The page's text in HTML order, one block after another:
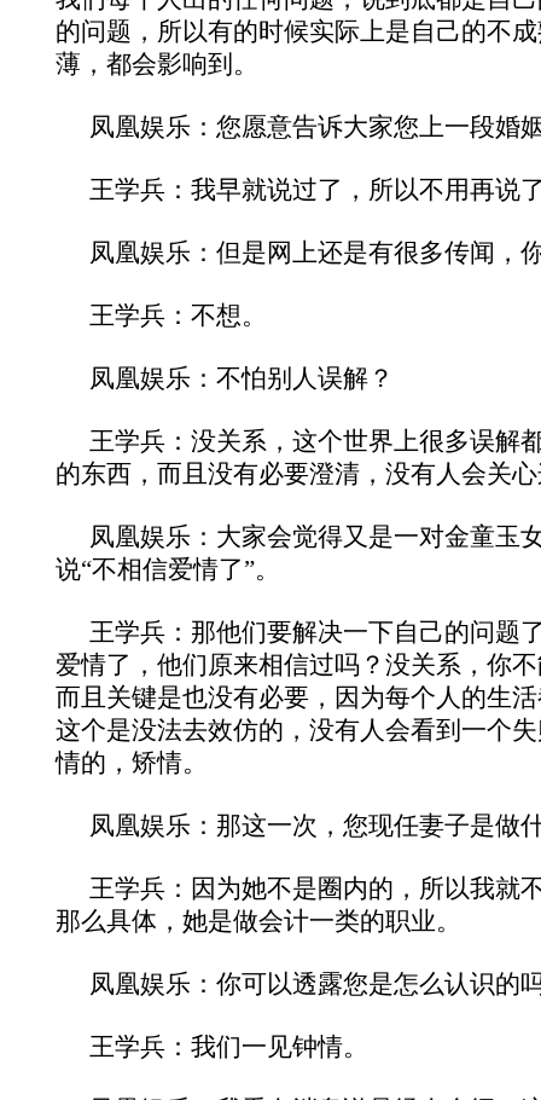
的问题，所以有的时候实际上是自己的不
薄，都会影响到。
凤凰娱乐：您愿意告诉大家您上一段婚
王学兵：我早就说过了，所以不用再说
凤凰娱乐：但是网上还是有很多传闻，
王学兵：不想。
凤凰娱乐：不怕别人误解？
王学兵：没关系，这个世界上很多误解
的东西，而且没有必要澄清，没有人会关
凤凰娱乐：大家会觉得又是一对金童玉
说“不相信爱情了”。
王学兵：那他们要解决一下自己的问题
爱情了，他们原来相信过吗？没关系，你
而且关键是也没有必要，因为每个人的生
这个是没法去效仿的，没有人会看到一个
情的，矫情。
凤凰娱乐：那这一次，您现任妻子是做
王学兵：因为她不是圈内的，所以我就
那么具体，她是做会计一类的职业。
凤凰娱乐：你可以透露您是怎么认识的
王学兵：我们一见钟情。